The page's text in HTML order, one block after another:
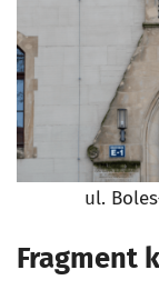
ul.
Fragment